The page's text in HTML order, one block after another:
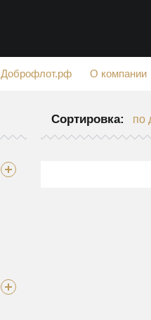
Доброфлот.рф О компании
Сортировка: по